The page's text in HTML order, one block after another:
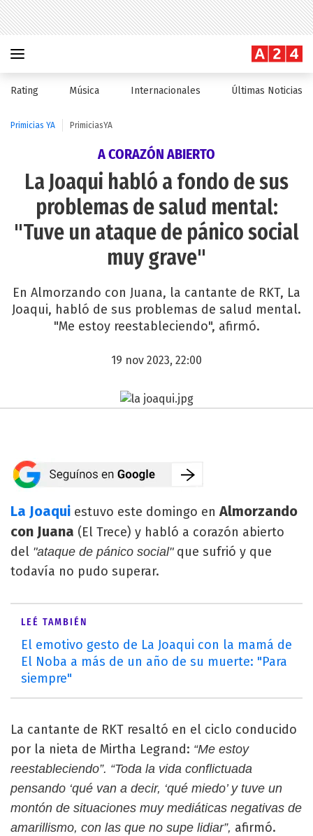
Rating Música Internacionales Últimas Noticias
Primicias YA PrimiciasYA
A CORAZÓN ABIERTO
La Joaqui habló a fondo de sus
problemas de salud mental:
"Tuve un ataque de pánico social
muy grave"
En Almorzando con Juana, la cantante de RKT, La
Joaqui, habló de sus problemas de salud mental.
"Me estoy reestableciendo", afirmó.
19 nov 2023, 22:00
La Joaqui estuvo este domingo enAlmorzando
con Juana (El Trece) y habló a corazón abierto
del "ataque de pánico social"que sufrió y que
todavía no pudo superar.
LEÉ TAMBIÉN
El emotivo gesto de La Joaqui con la mamá de
El Noba a más de un año de su muerte: "Para
siempre"
La cantante de RKT resaltó en el ciclo conducido
por la nieta de Mirtha Legrand: “Me estoy
reestableciendo”. “Toda la vida conflictuada
pensando ‘qué van a decir, ‘qué miedo’ y tuve un
montón de situaciones muy mediáticas negativas de
amarillismo, con las que no supe lidiar”, afirmó.